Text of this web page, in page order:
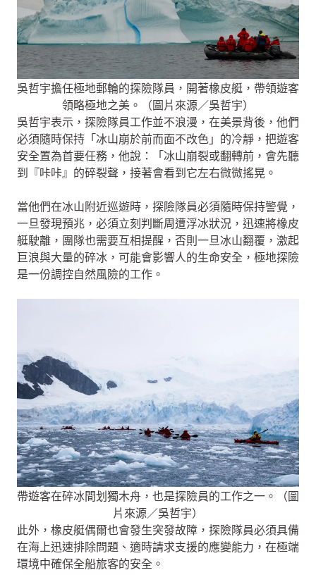
吳哲宇擔任極地郵輪的探險隊員，開著橡皮艇，帶領遊客
領略極地之美。（圖片來源／吳哲宇）
吳哲宇表示，探險隊員工作並不浪漫，在美景背後，他們
必須隨時保持「冰山崩於前而面不改色」的冷靜，把遊客
安全置為首要任務，他說：「冰山崩裂或翻轉前，會先聽
到『咔咔』的碎裂聲，接著會看到它左右微微搖晃。
當他們在冰山附近巡遊時，探險隊員必須隨時保持警覺，
一旦發現預兆，必須立刻判斷周遭浮冰狀況，迅速將橡皮
艇駛離，團隊也需要互相提醒，否則一旦冰山翻覆，激起
巨浪與大量的碎冰，可能會影響人的生命安全，極地探險
是一份調控自然風險的工作。
帶遊客在碎冰間划獨木舟，也是探險員的工作之一。（圖
片來源／吳哲宇）
此外，橡皮艇偶爾也會發生突發故障，探險隊員必須具備
在海上迅速排除問題、適時請求支援的應變能力，在極端
環境中確保全船旅客的安全。